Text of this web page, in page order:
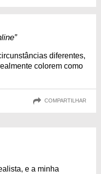
diferentes,
colorem como
COMPARTILHAR
e a minha